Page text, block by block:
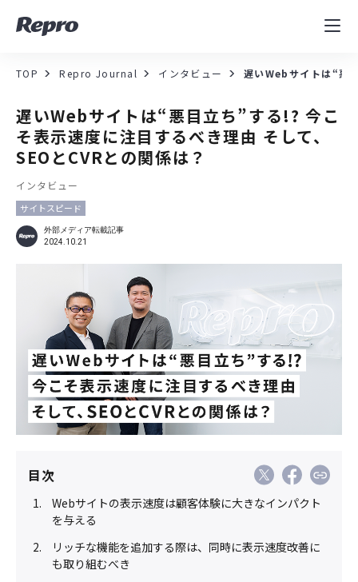
MAツール
コンサルティング
導入事例
セミナー／イベント
資料／コンテンツ
資料ダウンロード 料金・お問合せ
TOP Repro Journal インタビュー 遅いWebサイトは“悪
遅いWebサイトは“悪目立ち”する!? 今こ
そ表示速度に注目するべき理由 そして、
SEOとCVRとの関係は？
インタビュー
サイトスピード
外部メディア転載記事
2024.10.21
目次
Webサイトの表示速度は顧客体験に大きなインパクト
を与える
リッチな機能を追加する際は、同時に表示速度改善に
も取り組むべき